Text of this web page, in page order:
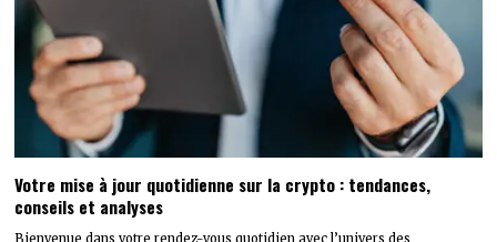
Votre mise à jour quotidienne sur la crypto : tendances,
conseils et analyses
Bienvenue dans votre rendez-vous quotidien avec l’univers des